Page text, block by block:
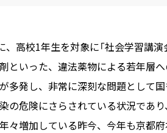
、高校1年生を対象に「社会学習講演
といった、違法薬物による若年層
多発し、非常に深刻な問題として
の危険にさらされている状況であ
々増加している昨今、今年も京都